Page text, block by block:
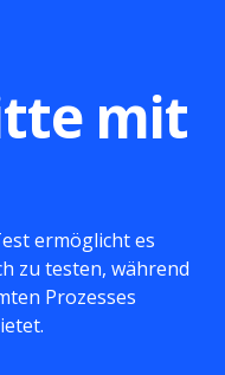
mit
ermöglicht es
zu testen, während
Prozesses